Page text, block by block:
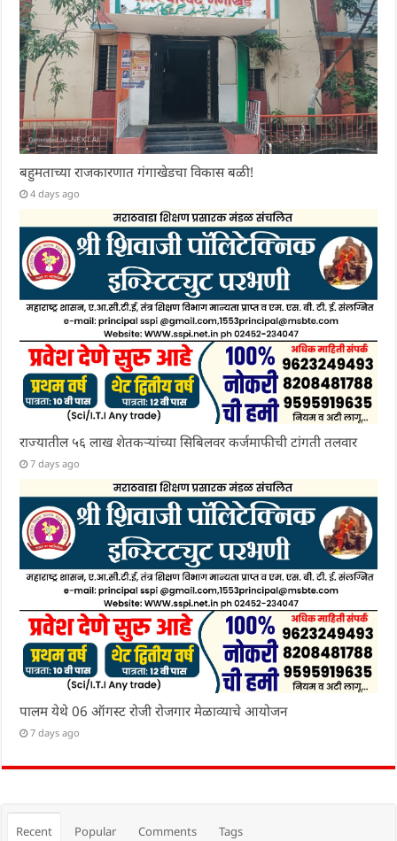
बहुमताच्या राजकारणात गंगाखेडचा विकास बळी!
4 days ago
राज्यातील ५६ लाख शेतकऱ्यांच्या सिबिलवर कर्जमाफीची टांगती तलवार
7 days ago
पालम येथे 06 ऑगस्ट रोजी रोजगार मेळाव्याचे आयोजन
7 days ago
Recent Popular Comments Tags